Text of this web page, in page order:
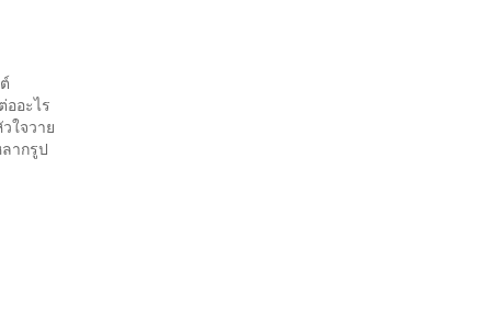
ออะไร
ใจวาย
ากรูป